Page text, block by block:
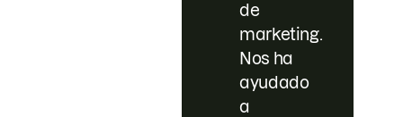
de
marketing.
Nos ha
ayudado
a